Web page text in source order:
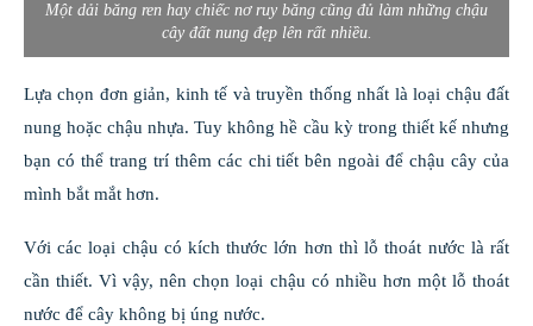
Một dải băng ren hay chiếc nơ ruy băng cũng đủ làm những chậu
cây đất nung đẹp lên rất nhiều.
Lựa chọn đơn giản, kinh tế và truyền thống nhất là loại chậu đất
nung hoặc chậu nhựa. Tuy không hề cầu kỳ trong thiết kế nhưng
bạn có thể trang trí thêm các chi tiết bên ngoài để chậu cây của
mình bắt mắt hơn.
Với các loại chậu có kích thước lớn hơn thì lỗ thoát nước là rất
cần thiết. Vì vậy, nên chọn loại chậu có nhiều hơn một lỗ thoát
nước để cây không bị úng nước.